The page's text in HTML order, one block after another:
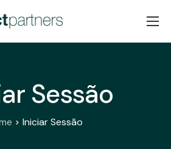
Sessão
Iniciar Sessão